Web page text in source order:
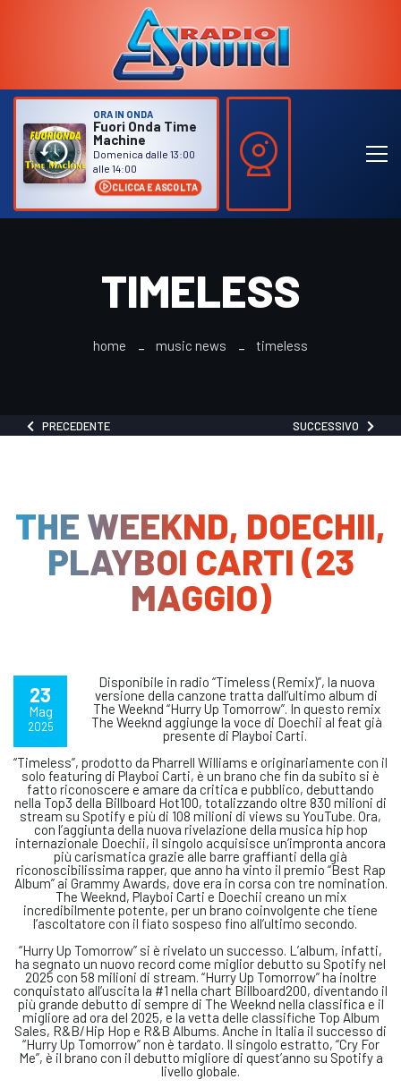
ORA IN ONDA
Fuori Onda Time
Machine
Domenica dalle 13:00
alle 14:00
CLICCA E ASCOLTA
TIMELESS
home music news timeless
PRECEDENTE SUCCESSIVO
THE WEEKND, DOECHII,
PLAYBOI CARTI (23
MAGGIO)
23
Mag
2025
Disponibile in radio “Timeless (Remix)”, la nuova
versione della canzone tratta dall’ultimo album di
The Weeknd “Hurry Up Tomorrow”. In questo remix
The Weeknd aggiunge la voce di Doechii al feat già
presente di Playboi Carti.
“Timeless”, prodotto da Pharrell Williams e originariamente con il
solo featuring di Playboi Carti, è un brano che fin da subito si è
fatto riconoscere e amare da critica e pubblico, debuttando
nella Top3 della Billboard Hot100, totalizzando oltre 830 milioni di
stream su Spotify e più di 108 milioni di views su YouTube. Ora,
con l’aggiunta della nuova rivelazione della musica hip hop
internazionale Doechii, il singolo acquisisce un’impronta ancora
più carismatica grazie alle barre graffianti della già
riconoscibilissima rapper, que anno ha vinto il premio “Best Rap
Album” ai Grammy Awards, dove era in corsa con tre nomination.
The Weeknd, Playboi Carti e Doechii creano un mix
incredibilmente potente, per un brano coinvolgente che tiene
l’ascoltatore con il fiato sospeso fino all’ultimo secondo.
“Hurry Up Tomorrow” si è rivelato un successo. L’album, infatti,
ha segnato un nuovo record come miglior debutto su Spotify nel
2025 con 58 milioni di stream. “Hurry Up Tomorrow” ha inoltre
conquistato all’uscita la #1 nella chart Billboard200, diventando il
più grande debutto di sempre di The Weeknd nella classifica e il
migliore ad ora del 2025, e la vetta delle classifiche Top Album
Sales, R&B/Hip Hop e R&B Albums. Anche in Italia il successo di
“Hurry Up Tomorrow” non è tardato. Il singolo estratto, “Cry For
Me”, è il brano con il debutto migliore di quest’anno su Spotify a
livello globale.